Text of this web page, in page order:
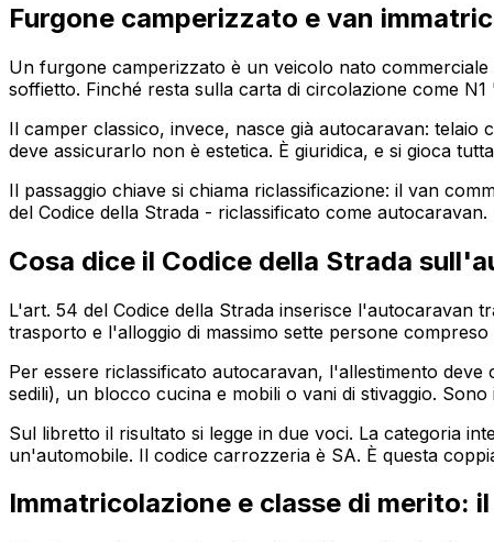
Furgone camperizzato e van
Un furgone camperizzato è un veicolo nato
soffietto. Finché resta sulla carta di circolazione come
Il camper classico, invece, nasce già autocaravan:
deve assicurarlo non è estetica. È giuridica, e si gioca
Il passaggio chiave si chiama riclassificazione: il van
del Codice della Strada - riclassificato come
Cosa dice il Codice della Strada
L'art. 54 del Codice della Strada inserisce l'autocaravan
trasporto e l'alloggio di massimo sette persone
Per essere riclassificato autocaravan, l'allestimento
sedili), un blocco cucina e mobili o vani di stivaggio.
Sul libretto il risultato si legge in due voci. La categoria
un'automobile. Il codice carrozzeria è SA. È questa
Immatricolazione e classe di merito: